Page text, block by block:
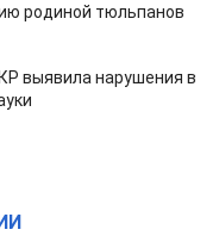
родиной тюльпанов
выявила нарушения в